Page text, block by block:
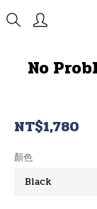
No
NT$1,780
顏色